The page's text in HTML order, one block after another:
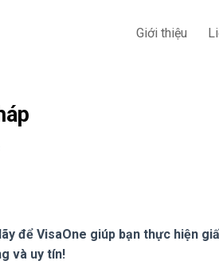
Giới thiệu
để VisaOne giúp bạn thực hiện
và uy tín!